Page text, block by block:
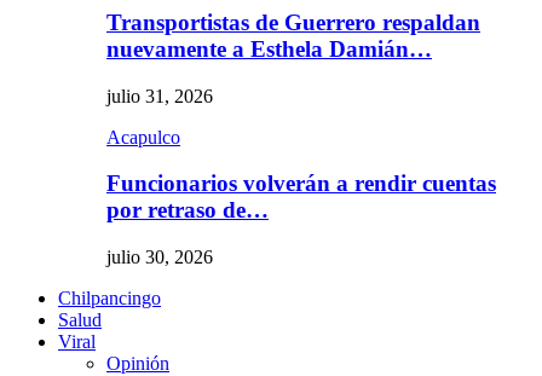
Transportistas de Guerrero respaldan
nuevamente a Esthela Damián…
julio 31, 2026
Acapulco
Funcionarios volverán a rendir cuentas
por retraso de…
julio 30, 2026
Chilpancingo
Salud
Viral
Opinión